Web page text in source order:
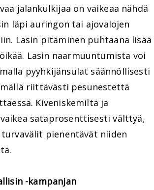
jalankulkijaa on vaikeaa nähdä
läpi auringon tai ajovalojen
Lasin pitäminen puhtaana lisää
Lasin naarmuuntumista voi
pyyhkijänsulat säännöllisesti
riittävästi pesunestettä
Kiveniskemiltä ja
sataprosenttisesti välttyä,
pienentävät niiden
-kampanjan